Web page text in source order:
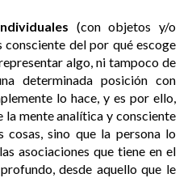
(con objetos y/o
consciente del por qué escoge
algo, ni tampoco de
determinada posición con
lo hace, y es por ello,
mente analítica y consciente
sino que la persona lo
asociaciones que tiene en el
desde aquello que le